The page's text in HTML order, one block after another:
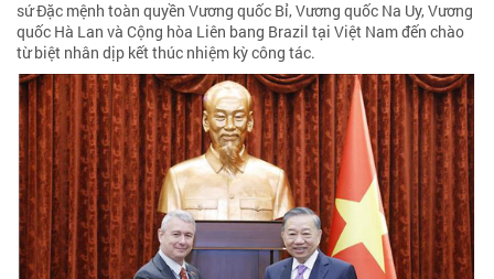
sứ Đặc mệnh toàn quyền Vương quốc Bỉ, Vương quốc Na Uy, Vương
quốc Hà Lan và Cộng hòa Liên bang Brazil tại Việt Nam đến chào
từ biệt nhân dịp kết thúc nhiệm kỳ công tác.